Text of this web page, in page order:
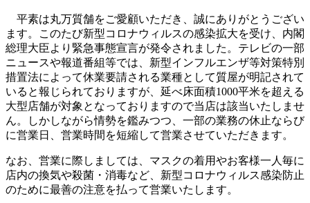
平素は丸万質舗をご愛顧いただき、誠にありがとうござい
ます。このたび新型コロナウィルスの感染拡大を受け、内閣
総理大臣より緊急事態宣言が発令されました。テレビの一部
ニュースや報道番組等では、新型インフルエンザ等対策特別
措置法によって休業要請される業種として質屋が明記されて
いると報じられておりますが、延べ床面積1000平米を超える
大型店舗が対象となっておりますので当店は該当いたしませ
ん。しかしながら情勢を鑑みつつ、一部の業務の休止ならび
に営業日、営業時間を短縮して営業させていただきます。
なお、営業に際しましては、マスクの着用やお客様一人毎に
店内の換気や殺菌・消毒など、新型コロナウィルス感染防止
のために最善の注意を払って営業いたします。